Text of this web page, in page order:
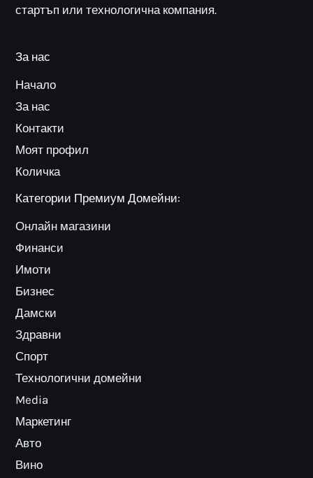
стартъп или технологична компания.
За нас
Начало
За нас
Контакти
Моят профил
Количка
Категории Премиум Домейни:
Онлайн магазини
Финанси
Имоти
Бизнес
Дамски
Здравни
Спорт
Технологични домейни
Media
Маркетинг
Авто
Вино